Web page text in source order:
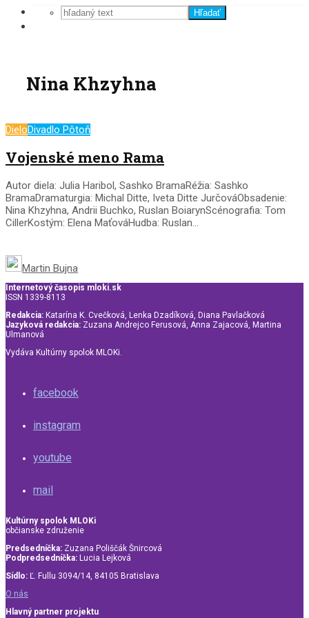
Hľadať
Nina Khzyhna
DieloDivadlo Pôtoň
Vojenské meno Rama
Autor diela: Julia Haribol, Sashko BramaRéžia: Sashko
BramaDramaturgia: Michal Ditte, Iveta Ditte JurčováObsadenie:
Nina Khzyhna, Andrii Buchko, Ruslan BoiarynScénografia: Tom
CillerKostým: Elena MaťováHudba: Ruslan...
Martin Bujna
Internetový časopis mloki.sk
ISSN 1339-8113
Redakcia: Katarína K. Cvečková, Lenka Dzadíková, Diana Pavlačková
Jazyková redakcia: Zuzana Andrejco Ferusová, Anna Zajacová, Martina
Ulmanová
Vydáva Kultúrny spolok MLOKi.
facebook
instagram
youtube
mail
Kultúrny spolok MLOKi
občianske združenie
Predsedníčka: Zuzana Poliščák Šnircová
Podpredsedníčka: Lucia Lejková
Sídlo: Ľ. Fullu 3094/14, 84105 Bratislava
O nás
Hlavný partner projektu